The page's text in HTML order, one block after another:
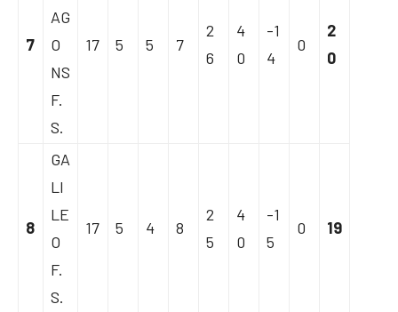
7
AG
O
NS
F.
S.
17 5 5 7
2
6
4
0
-1
4
0
2
0
8
GA
LI
LE
O
F.
S.
17 5 4 8
2
5
4
0
-1
5
0 19